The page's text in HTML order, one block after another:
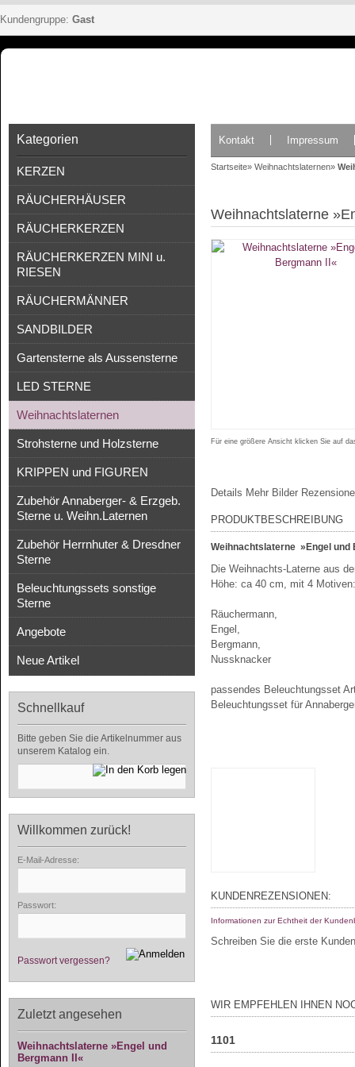
Kundengruppe: Gast
Kategorien
KERZEN
RÄUCHERHÄUSER
RÄUCHERKERZEN
RÄUCHERKERZEN MINI u.
RIESEN
RÄUCHERMÄNNER
SANDBILDER
Gartensterne als Aussensterne
LED STERNE
Weihnachtslaternen
Strohsterne und Holzsterne
KRIPPEN und FIGUREN
Zubehör Annaberger- & Erzgeb.
Sterne u. Weihn.Laternen
Zubehör Herrnhuter & Dresdner
Sterne
Beleuchtungssets sonstige
Sterne
Angebote
Neue Artikel
Schnellkauf
Bitte geben Sie die Artikelnummer aus
unserem Katalog ein.
Willkommen zurück!
E-Mail-Adresse:
Passwort:
Passwort vergessen?
Zuletzt angesehen
Weihnachtslaterne »Engel und
Bergmann II«
Kontakt Impressum
Startseite» Weihnachtslaternen»
Weihnachtslaterne
Für eine größere Ansicht klicken Sie auf
Details Mehr Bilder
PRODUKTBESCHREIBUNG
Weihnachtslaterne »Engel und
Die Weihnachts-Laterne aus
Höhe: ca 40 cm, mit 4 Motiven:
Räuchermann,
Engel,
Bergmann,
Nussknacker
passendes Beleuchtungsset
Beleuchtungsset für
KUNDENREZENSIONEN:
Informationen zur Echtheit der
Schreiben Sie die erste
WIR EMPFEHLEN IHNEN
1101